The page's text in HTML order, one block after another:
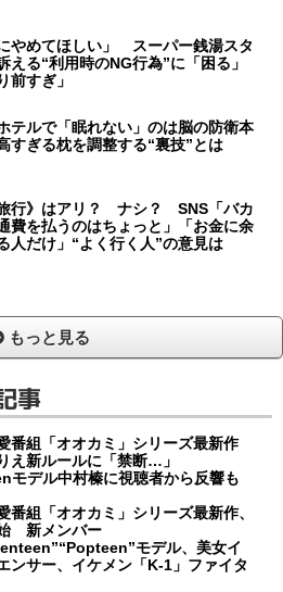
にやめてほしい」 スーパー銭湯スタ
える“利用時のNG行為”に「困る」
前すぎ」
テルで「眠れない」のは脳の防衛本
ぎる枕を調整する“裏技”とは
旅行》はアリ？ ナシ？ SNS「バカ
費を払うのはちょっと」「お金に余
人だけ」“よく行く人”の意見は
もっと見る
事
番組「オオカミ」シリーズ最新作
え新ルールに「禁断…」
モデル中村榛に視聴者から反響も
番組「オオカミ」シリーズ最新作、
新メンバー
モデル、美女イ
ンサー、イケメン「K-1」ファイタ